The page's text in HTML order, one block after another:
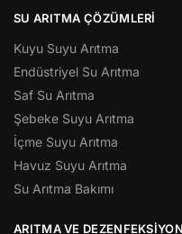
SU ARITMA ÇÖZÜMLERI
Kuyu Suyu Arıtma
Endüstriyel Su Arıtma
Saf Su Arıtma
Şebeke Suyu Arıtma
İçme Suyu Arıtma
Havuz Suyu Arıtma
Su Arıtma Bakımı
ARITMA VE